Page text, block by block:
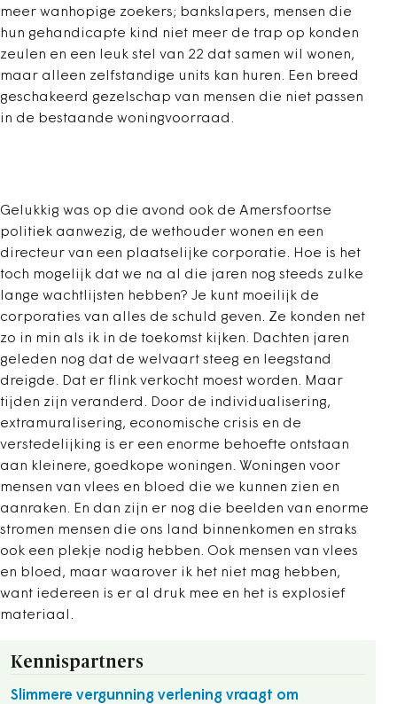
meer wanhopige zoekers; bankslapers, mensen die
hun gehandicapte kind niet meer de trap op konden
zeulen en een leuk stel van 22 dat samen wil wonen,
maar alleen zelfstandige units kan huren. Een breed
geschakeerd gezelschap van mensen die niet passen
in de bestaande woningvoorraad.
Gelukkig was op die avond ook de Amersfoortse
politiek aanwezig, de wethouder wonen en een
directeur van een plaatselijke corporatie. Hoe is het
toch mogelijk dat we na al die jaren nog steeds zulke
lange wachtlijsten hebben? Je kunt moeilijk de
corporaties van alles de schuld geven. Ze konden net
zo in min als ik in de toekomst kijken. Dachten jaren
geleden nog dat de welvaart steeg en leegstand
dreigde. Dat er flink verkocht moest worden. Maar
tijden zijn veranderd. Door de individualisering,
extramuralisering, economische crisis en de
verstedelijking is er een enorme behoefte ontstaan
aan kleinere, goedkope woningen. Woningen voor
mensen van vlees en bloed die we kunnen zien en
aanraken. En dan zijn er nog die beelden van enorme
stromen mensen die ons land binnenkomen en straks
ook een plekje nodig hebben. Ook mensen van vlees
en bloed, maar waarover ik het niet mag hebben,
want iedereen is er al druk mee en het is explosief
materiaal.
Kennispartners
Slimmere vergunning verlening vraagt om